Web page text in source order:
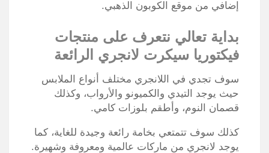
إضافي من موقع الكوبون الذهبي.
بداية تعالي نتعرف على منتجات
فيكتوريا سيكرت لانجري الرائعة
سوف تجدي في اللانجري مختلف أنواع الملابس
حيث يوجد التيدي والكميونو والأرواب، وكذلك
قصمان النوم، وأطقم بلوزات كامي.
كذلك سوف تتمتعي بخامة رائعة وجيدة للغاية، كما
يوجد لانجري من ماركات عالمية ومعروفة وشهيرة.